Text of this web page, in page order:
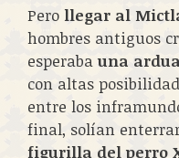
Pero llegar al
hombres antiguos
esperaba una
con altas
entre los
final, solían
figurilla del perro